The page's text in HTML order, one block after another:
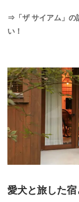
⇒「ザ サイアム」の
い！
愛犬と旅した